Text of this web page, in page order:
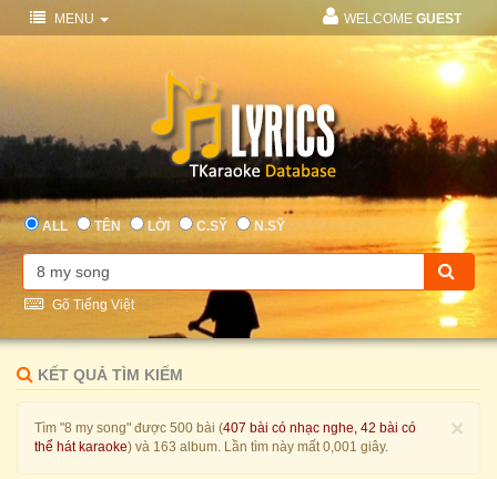
MENU WELCOME GUEST
ALL TÊN LỜI C.SỸ N.SỸ
Gõ Tiếng Việt
KẾT QUẢ TÌM KIẾM
×
Tìm "8 my song" được 500 bài (407 bài có nhạc nghe, 42 bài có
thể hát karaoke) và 163 album. Lần tìm này mất 0,001 giây.